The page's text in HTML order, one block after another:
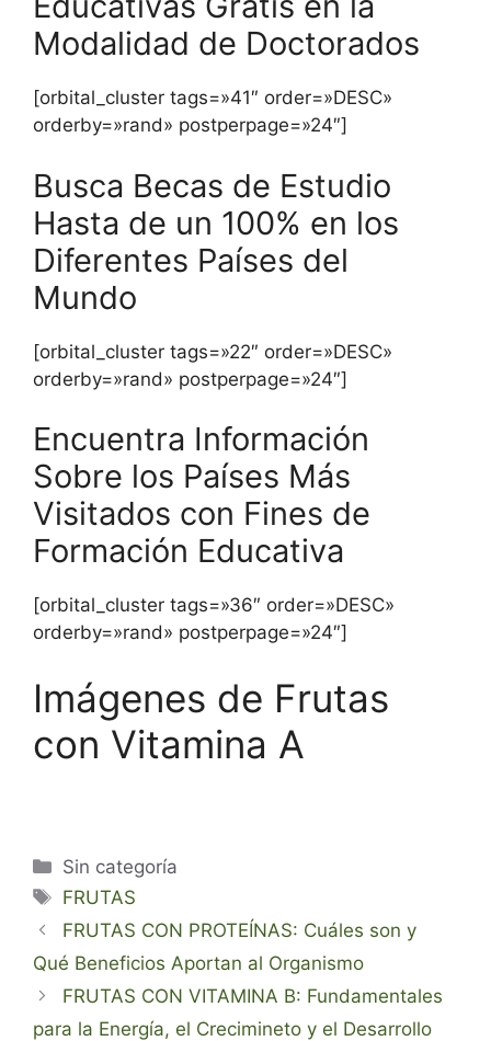
Modalidad de Doctorados
[orbital_cluster tags=»41″ order=»DESC»
orderby=»rand» postperpage=»24″]
Busca Becas de Estudio
Hasta de un 100% en los
Diferentes Países del
Mundo
[orbital_cluster tags=»22″ order=»DESC»
orderby=»rand» postperpage=»24″]
Encuentra Información
Sobre los Países Más
Visitados con Fines de
Formación Educativa
[orbital_cluster tags=»36″ order=»DESC»
orderby=»rand» postperpage=»24″]
Imágenes de Frutas
con Vitamina A
Categorías
Sin categoría
Etiquetas
FRUTAS
FRUTAS CON PROTEÍNAS: Cuáles son y
Qué Beneficios Aportan al Organismo
FRUTAS CON VITAMINA B: Fundamentales
para la Energía, el Crecimineto y el Desarrollo